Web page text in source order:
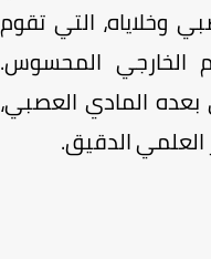
التي تقوم
المحسوس.
المادي العصبي،
الدقيق.